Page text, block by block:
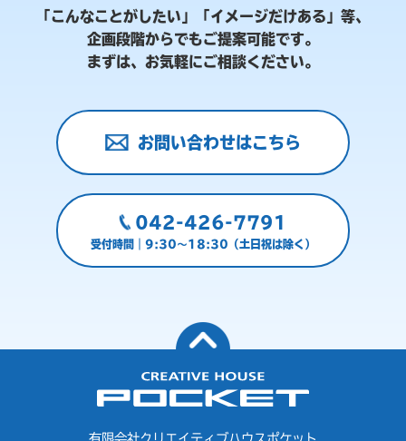
「こんなことがしたい」「イメージだけある」等、
企画段階からでもご提案可能です。
まずは、お気軽にご相談ください。
お問い合わせはこちら
042-426-7791
受付時間｜9:30～18:30（土日祝は除く）